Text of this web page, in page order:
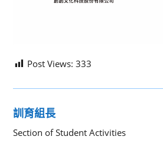
Post Views: 333
訓育組長
Section of Student Activities